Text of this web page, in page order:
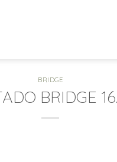
BRIDGE
BRIDGE